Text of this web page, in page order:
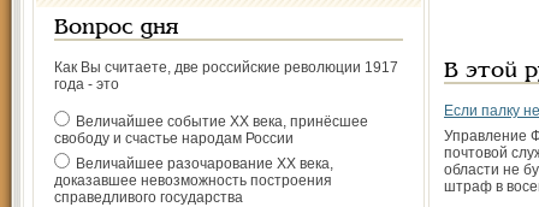
Вопрос дня
Как Вы считаете, две российские революции 1917
года - это
Величайшее событие ХХ века, принёсшее
свободу и счастье народам России
Величайшее разочарование ХХ века,
доказавшее невозможность построения
справедливого государства
В этой
Если палку
Управление
почтовой
области не
штраф в